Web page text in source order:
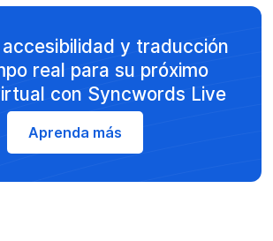
y traducción
real para su próximo
con Syncwords Live
Aprenda más